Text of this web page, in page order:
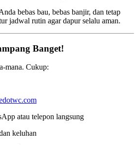
bebas bau, bebas banjir, dan tetap
jadwal rutin agar dapur selalu aman.
Banget!
mana. Cukup:
atau telepon langsung
keluhan